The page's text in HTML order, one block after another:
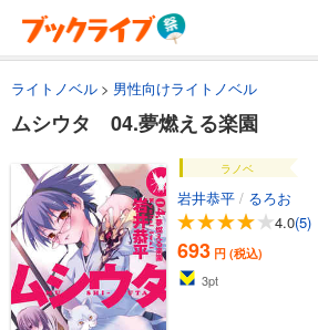
ライトノベル 男性向けライトノベル
ムシウタ 04.夢燃える楽園
ラノベ
岩井恭平 / るろお
4.0(5)
693 円 (税込)
3pt